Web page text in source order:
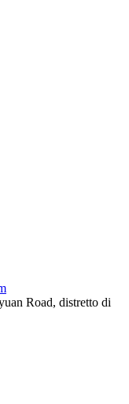
Road, distretto di